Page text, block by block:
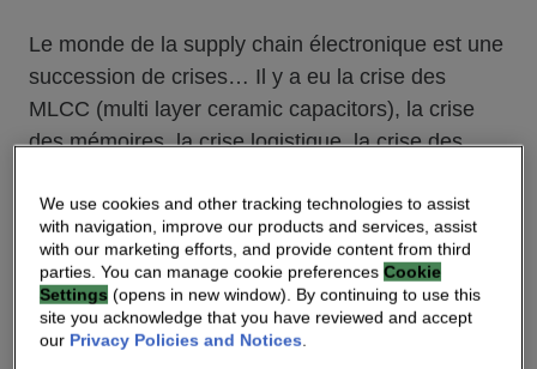
Le monde de la supply chain électronique est une
succession de crises… Il y a eu la crise des
MLCC (multi layer ceramic capacitors), la crise
des mémoires, la crise logistique, la crise des
est certainement une nouvelle crise des
mémoires. A chaque fois l’histoire est la même :
un composant, central ou non, vient à manquer.
En soi ce composant peut être une portion
infinitésimale du produit final, un grain de sable
We use cookies and other tracking technologies to assist
with navigation, improve our products and services, assist
with our marketing efforts, and provide content from third
parties. You can manage cookie preferencesCookie
Settings (opens in new window). By continuing to use this
site you acknowledge that you have reviewed and accept
our Privacy Policies and Notices.